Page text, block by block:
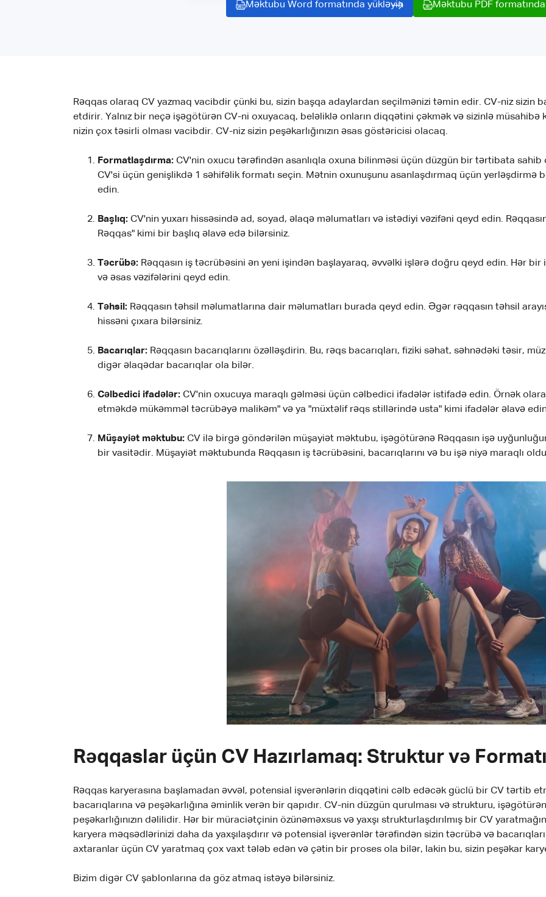
Məktubu Word formatında yükləyin Məktubu PDF
Rəqqas olaraq CV yazmaq vacibdir çünki bu, sizin başqa adaylardan seçilmənizi təmin edir. CV-niz sizin
etdirir. Yalnız bir neçə işəgötürən CV-ni oxuyacaq, beləliklə onların diqqətini çəkmək və sizinlə
nizin çox təsirli olması vacibdir. CV-niz sizin peşəkarlığınızın əsas göstəricisi olacaq.
Formatlaşdırma: CV'nin oxucu tərəfindən asanlıqla oxuna bilinməsi üçün düzgün bir tərtibata sahib
CV'si üçün genişlikdə 1 səhifəlik formatı seçin. Mətnin oxunuşunu asanlaşdırmaq üçün yerləşdirmə
edin.
Başlıq: CV'nin yuxarı hissəsində ad, soyad, əlaqə məlumatları və istədiyi vəzifəni qeyd edin.
Rəqqas" kimi bir başlıq əlavə edə bilərsiniz.
Təcrübə: Rəqqasın iş təcrübəsini ən yeni işindən başlayaraq, əvvəlki işlərə doğru qeyd edin. Hər bir
və əsas vəzifələrini qeyd edin.
Təhsil: Rəqqasın təhsil məlumatlarına dair məlumatları burada qeyd edin. Əgər rəqqasın təhsil
hissəni çıxara bilərsiniz.
Bacarıqlar: Rəqqasın bacarıqlarını özəlləşdirin. Bu, rəqs bacarıqları, fiziki səhat, səhnədəki təsir,
digər əlaqədar bacarıqlar ola bilər.
Cəlbedici ifadələr: CV'nin oxucuya maraqlı gəlməsi üçün cəlbedici ifadələr istifadə edin. Örnək
etməkdə mükəmməl təcrübəyə malikəm" və ya "müxtəlif rəqs stillərində usta" kimi ifadələr əlavə
Müşayiət məktubu: CV ilə birgə göndərilən müşayiət məktubu, işəgötürənə Rəqqasın işə
bir vasitədir. Müşayiət məktubunda Rəqqasın iş təcrübəsini, bacarıqlarını və bu işə niyə maraqlı
Rəqqaslar üçün CV Hazırlamaq: Struktur və
Rəqqas karyerasına başlamadan əvvəl, potensial işverənlərin diqqətini cəlb edəcək güclü bir CV tərtib
bacarıqlarına və peşəkarlığına əminlik verən bir qapıdır. CV-nin düzgün qurulması və strukturu,
peşəkarlığınızın dəlilidir. Hər bir müraciətçinin özünəməxsus və yaxşı strukturlaşdırılmış bir CV
karyera məqsədlərinizi daha da yaxşılaşdırır və potensial işverənlər tərəfindən sizin təcrübə və
axtaranlar üçün CV yaratmaq çox vaxt tələb edən və çətin bir proses ola bilər, lakin bu, sizin peşəkar
Bizim digər CV şablonlarına da göz atmaq istəyə bilərsiniz.